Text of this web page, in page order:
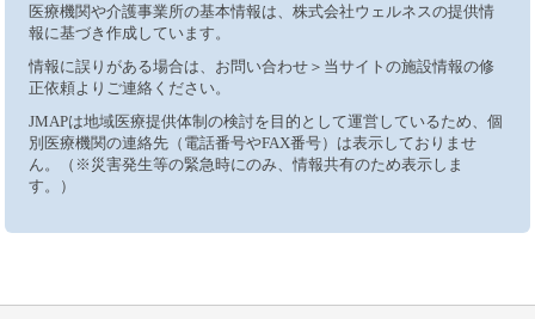
医療機関や介護事業所の基本情報は、株式会社ウェルネスの提供情
報に基づき作成しています。
情報に誤りがある場合は、お問い合わせ＞当サイトの施設情報の修
正依頼よりご連絡ください。
JMAPは地域医療提供体制の検討を目的として運営しているため、個
別医療機関の連絡先（電話番号やFAX番号）は表示しておりませ
ん。（※災害発生等の緊急時にのみ、情報共有のため表示しま
す。）